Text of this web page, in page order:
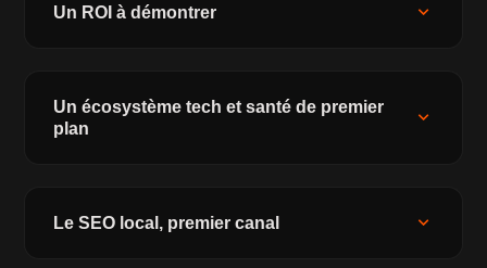
Un ROI à démontrer expand_more
Un écosystème tech et santé de premier
plan
expand_more
Le SEO local, premier canal expand_more